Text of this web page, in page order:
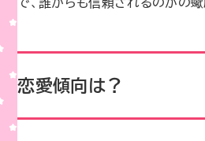
恋愛傾向は？